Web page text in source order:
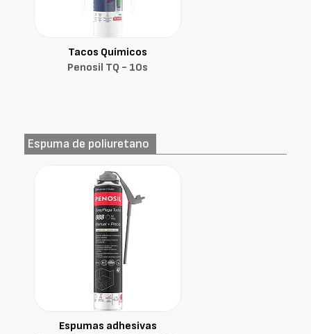
Tacos Químicos
Penosil TQ - 10s
Espuma de poliuretano
Espumas adhesivas